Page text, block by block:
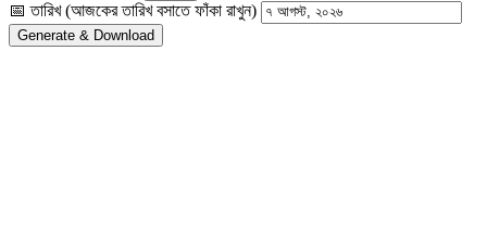
📅 তারিখ (আজকের তারিখ বসাতে ফাঁকা রাখুন)
Generate & Download